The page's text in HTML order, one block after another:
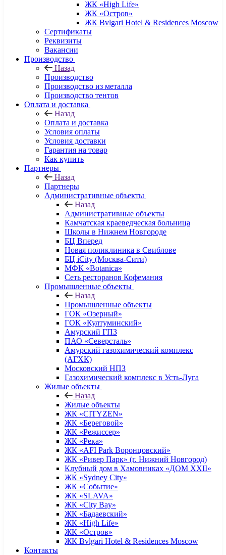
ЖК «High Life»
ЖК «Остров»
ЖК Bvlgari Hotel & Residences Moscow
Сертификаты
Реквизиты
Вакансии
Производство
Назад
Производство
Производство из металла
Производство тентов
Оплата и доставка
Назад
Оплата и доставка
Условия оплаты
Условия доставки
Гарантия на товар
Как купить
Партнеры
Назад
Партнеры
Административные объекты
Назад
Административные объекты
Камчатская краеведческая больница
Школы в Нижнем Новгороде
БЦ Вперед
Новая поликлиника в Свиблове
БЦ iCity (Москва-Сити)
МФК «Botanica»
Сеть ресторанов Кофемания
Промышленные объекты
Назад
Промышленные объекты
ГОК «Озерный»
ГОК «Култуминский»
Амурский ГПЗ
ПАО «Северсталь»
Амурский газохимический комплекс
(АГХК)
Московский НПЗ
Газохимический комплекс в Усть-Луга
Жилые объекты
Назад
Жилые объекты
ЖК «CITYZEN»
ЖК «Береговой»
ЖК «Режиссер»
ЖК «Река»
ЖК «AFI Park Воронцовский»
ЖК «Ривер Парк» (г. Нижний Новгород)
Клубный дом в Хамовниках «ДОМ XXII»
ЖК «Sydney City»
ЖК «Событие»
ЖК «SLAVA»
ЖК «City Bay»
ЖК «Бадаевский»
ЖК «High Life»
ЖК «Остров»
ЖК Bvlgari Hotel & Residences Moscow
Контакты